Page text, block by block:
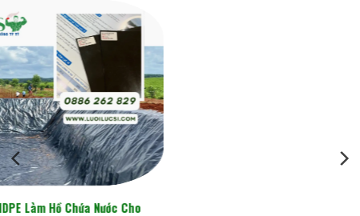
Vào Dịp Tết Mã Đẹp, Trái Căng
Bạt Lót Hồ Chứa
Chuyên Canh Mùa